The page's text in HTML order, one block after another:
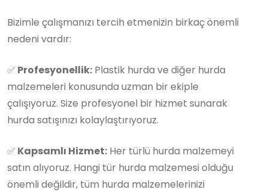
Bizimle çalışmanızı tercih etmenizin birkaç önemli
nedeni vardır:
✅ Profesyonellik: Plastik hurda ve diğer hurda
malzemeleri konusunda uzman bir ekiple
çalışıyoruz. Size profesyonel bir hizmet sunarak
hurda satışınızı kolaylaştırıyoruz.
✅ Kapsamlı Hizmet: Her türlü hurda malzemeyi
satın alıyoruz. Hangi tür hurda malzemesi olduğu
önemli değildir, tüm hurda malzemelerinizi